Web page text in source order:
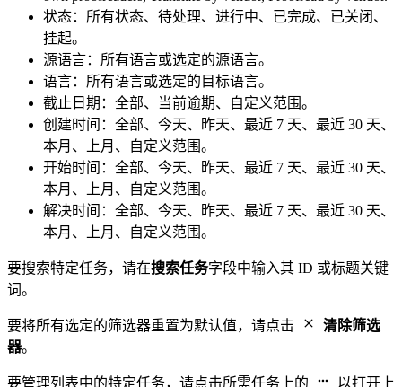
状态：所有状态、待处理、进行中、已完成、已关闭、
挂起。
源语言：所有语言或选定的源语言。
语言：所有语言或选定的目标语言。
截止日期：全部、当前逾期、自定义范围。
创建时间：全部、今天、昨天、最近 7 天、最近 30 天、
本月、上月、自定义范围。
开始时间：全部、今天、昨天、最近 7 天、最近 30 天、
本月、上月、自定义范围。
解决时间：全部、今天、昨天、最近 7 天、最近 30 天、
本月、上月、自定义范围。
要搜索特定任务，请在搜索任务字段中输入其 ID 或标题关键
词。
要将所有选定的筛选器重置为默认值，请点击
清除筛选
器。
要管理列表中的特定任务，请点击所需任务上的
以打开上